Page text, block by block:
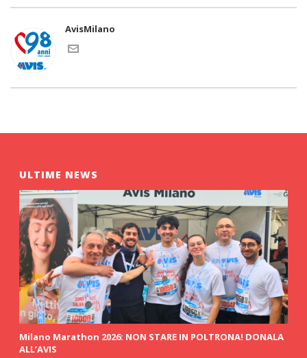
AvisMilano
ULTIME NEWS
Milano Marathon 2026: NON STARE IN POLTRONA! DONALA
ALL’AVIS